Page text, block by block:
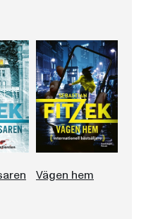
Vägen hem